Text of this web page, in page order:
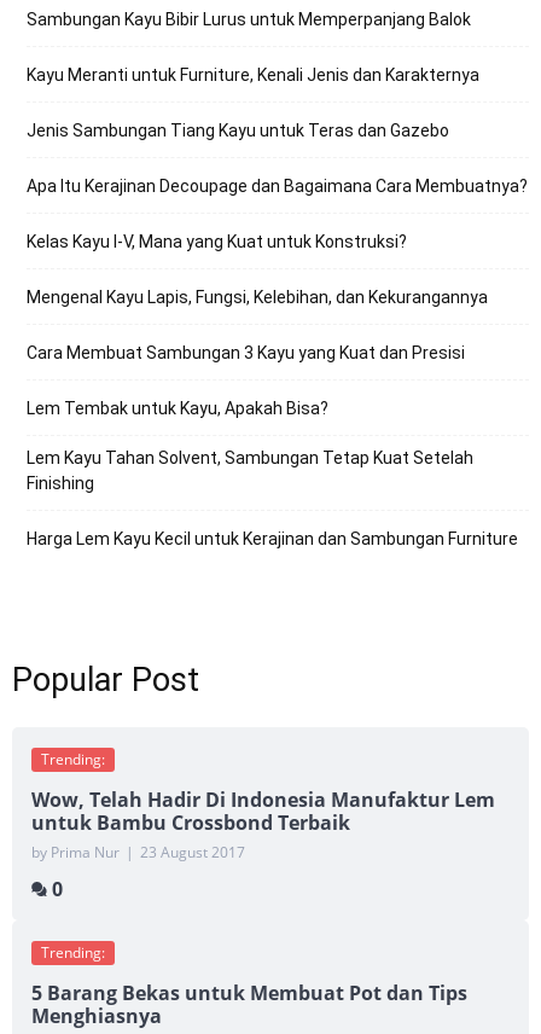
Sambungan Kayu Bibir Lurus untuk Memperpanjang Balok
Kayu Meranti untuk Furniture, Kenali Jenis dan Karakternya
Jenis Sambungan Tiang Kayu untuk Teras dan Gazebo
Apa Itu Kerajinan Decoupage dan Bagaimana Cara Membuatnya?
Kelas Kayu I-V, Mana yang Kuat untuk Konstruksi?
Mengenal Kayu Lapis, Fungsi, Kelebihan, dan Kekurangannya
Cara Membuat Sambungan 3 Kayu yang Kuat dan Presisi
Lem Tembak untuk Kayu, Apakah Bisa?
Lem Kayu Tahan Solvent, Sambungan Tetap Kuat Setelah
Finishing
Harga Lem Kayu Kecil untuk Kerajinan dan Sambungan Furniture
Popular Post
Trending:
Wow, Telah Hadir Di Indonesia Manufaktur Lem
untuk Bambu Crossbond Terbaik
by Prima Nur | 23 August 2017
0
Trending:
5 Barang Bekas untuk Membuat Pot dan Tips
Menghiasnya